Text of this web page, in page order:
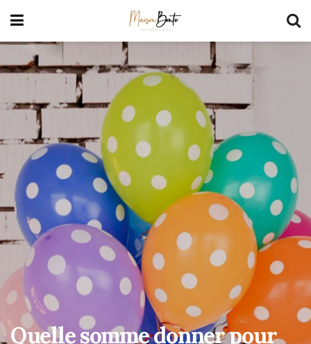
Quelle somme donner pour